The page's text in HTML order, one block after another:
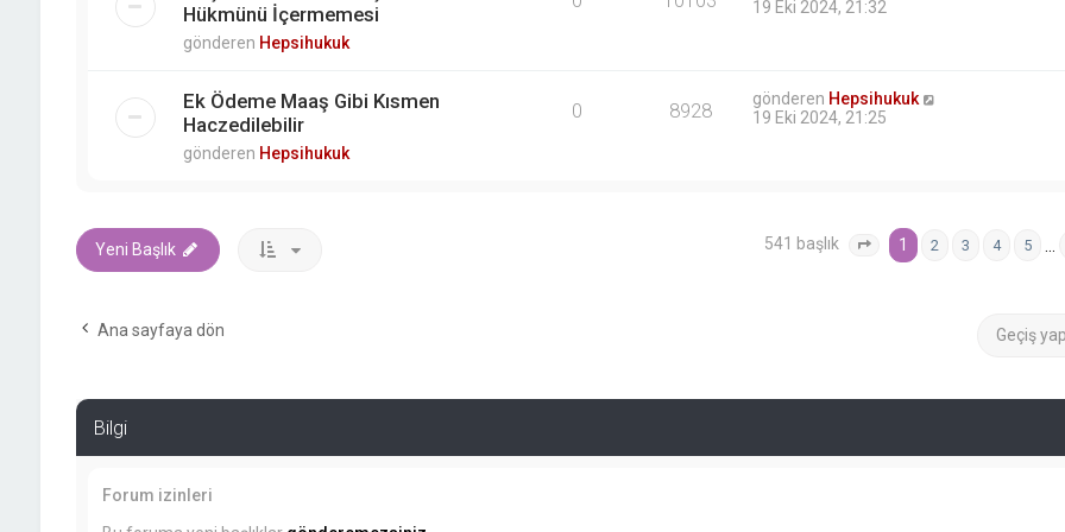
Hükmünü İçermemesi
gönderen Hepsihukuk
19 Eki 2024, 21:32
Ek Ödeme Maaş Gibi Kısmen
Haczedilebilir
gönderen Hepsihukuk
0 8928 gönderen Hepsihukuk
19 Eki 2024, 21:25
Yeni Başlık 541 başlık . sayfa (Toplam 22 sayfa)
1 2 3 4 5
Ana sayfaya dön Geçiş yap
Bilgi
Forum izinleri